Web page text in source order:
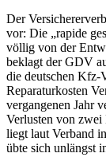
Der
vor: Die „rapide
völlig von der
beklagt der GDV
die deutschen Kfz-
Reparaturkosten
vergangenen Jahr
Verlusten von
liegt laut Verband
übte sich unlängst